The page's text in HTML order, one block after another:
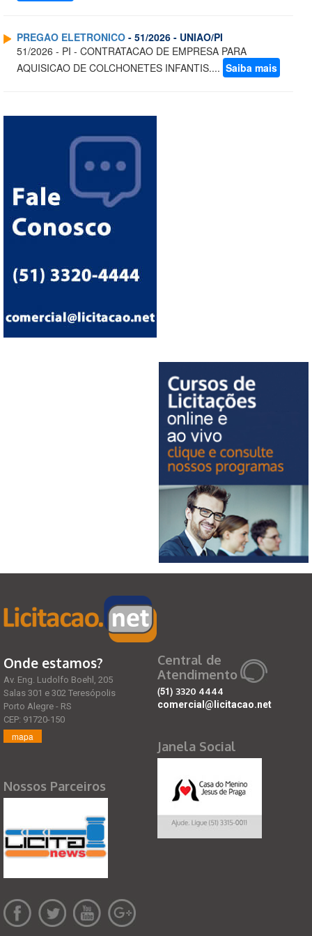
PREGAO ELETRONICO - 51/2026 - UNIAO/PI
51/2026 - PI - CONTRATACAO DE EMPRESA PARA
AQUISICAO DE COLCHONETES INFANTIS.... Saiba mais
Onde estamos?
Av. Eng. Ludolfo Boehl, 205
Salas 301 e 302 Teresópolis
Porto Alegre - RS
CEP: 91720-150
mapa
Nossos Parceiros
Central de
Atendimento
(51) 3320 4444
comercial@licitacao.net
Janela Social